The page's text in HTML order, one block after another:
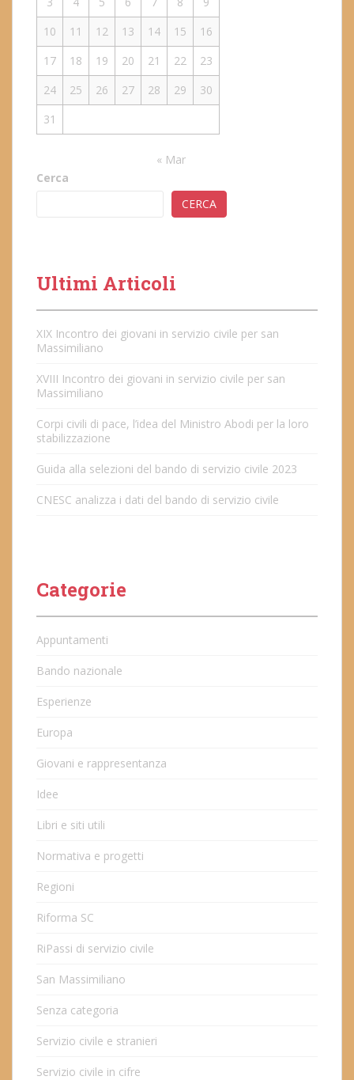
10
11 12 13 14 15
16
17
18 19 20 21 22
23
24
25 26 27 28 29
30
31
« Mar
Cerca
CERCA
Ultimi Articoli
XIX Incontro dei giovani in servizio civile per san
Massimiliano
XVIII Incontro dei giovani in servizio civile per san
Massimiliano
Corpi civili di pace, l’idea del Ministro Abodi per la loro
stabilizzazione
Guida alla selezioni del bando di servizio civile 2023
CNESC analizza i dati del bando di servizio civile
Categorie
Appuntamenti
Bando nazionale
Esperienze
Europa
Giovani e rappresentanza
Idee
Libri e siti utili
Normativa e progetti
Regioni
Riforma SC
RiPassi di servizio civile
San Massimiliano
Senza categoria
Servizio civile e stranieri
Servizio civile in cifre